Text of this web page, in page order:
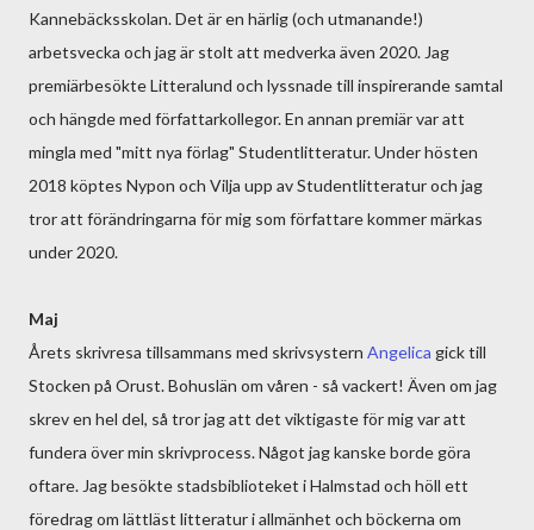
Kannebäcksskolan. Det är en härlig (och utmanande!)
arbetsvecka och jag är stolt att medverka även 2020. Jag
premiärbesökte Litteralund och lyssnade till inspirerande samtal
och hängde med författarkollegor. En annan premiär var att
mingla med "mitt nya förlag" Studentlitteratur. Under hösten
2018 köptes Nypon och Vilja upp av Studentlitteratur och jag
tror att förändringarna för mig som författare kommer märkas
under 2020.
Maj
Årets skrivresa tillsammans med skrivsystern Angelica gick till
Stocken på Orust. Bohuslän om våren - så vackert! Även om jag
skrev en hel del, så tror jag att det viktigaste för mig var att
fundera över min skrivprocess. Något jag kanske borde göra
oftare. Jag besökte stadsbiblioteket i Halmstad och höll ett
föredrag om lättläst litteratur i allmänhet och böckerna om